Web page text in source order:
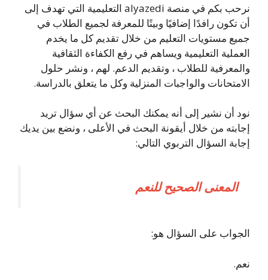
نرحب بكم في منصة alyazedi التعليمية التي تهدف إلى
أن تكون رافدًا إضافيًا وبيتًا للمعرفة لجميع الطلاب في
جميع مستويات التعليم من خلال تقديم كل ما يخدم
العملية التعليمية ويساهم في رفع الكفاءة الثقافية
والمعرفية للطلاب ، وتقديم الدعم. لهم ، ونشر حلول
الامتحانات والواجبات المنزلية وكل ما يتعلق بالدراسة.
نود أن نشير إلى أنه يمكنك البحث عن أي سؤال تريد
إجابته من خلال أيقونة البحث في الأعلى ، ونضع بين يديك
إجابة السؤال التربوي التالي:
المعنى الصحيح للنعم
الجواب على السؤال هو:
نعم.